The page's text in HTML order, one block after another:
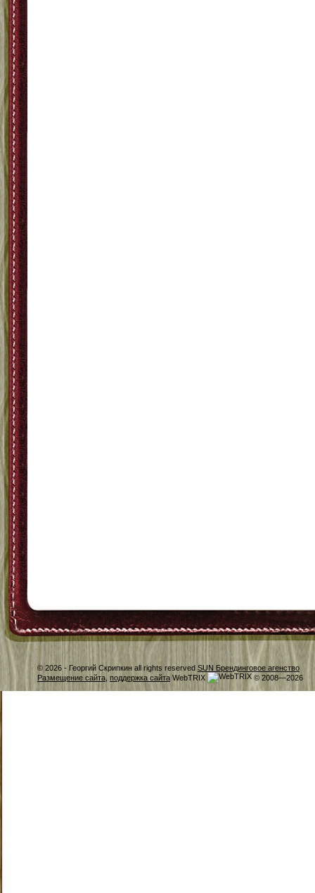
© 2026 - Георгий Скрипкин all rights reserved SUN Брендинговое агенство
Размещение сайта, поддержка сайта WebTRIX © 2008—2026